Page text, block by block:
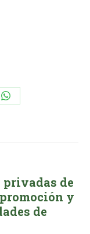
Share
privadas de
y
de